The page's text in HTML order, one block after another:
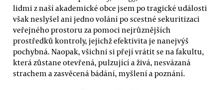
lidmi z naší akademické obce jsem po tragické události
však neslyšel ani jedno volání po scestné sekuritizaci
veřejného prostoru za pomoci nejrůznějších
prostředků kontroly, jejichž efektivita je nanejvýš
pochybná. Naopak, všichni si přejí vrátit se na fakultu,
která zůstane otevřená, pulzující a živá, nesvázaná
strachem a zasvěcená bádání, myšlení a poznání.